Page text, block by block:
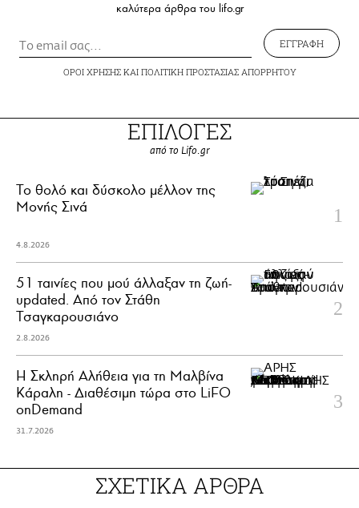
καλύτερα άρθρα του lifo.gr
ΕΓΓΡΑΦΗ
ΟΡΟΙ ΧΡΗΣΗΣΚΑΙ ΠΟΛΙΤΙΚΗ ΠΡΟΣΤΑΣΙΑΣ ΑΠΟΡΡΗΤΟΥ
ΕΠΙΛΟΓΕΣ
από το Lifo.gr
Το θολό και δύσκολο μέλλον της
Μονής Σινά
4.8.2026
51 ταινίες που μού άλλαξαν τη ζωή-
updated. Aπό τον Στάθη
Τσαγκαρουσιάνο
2.8.2026
Η Σκληρή Αλήθεια για τη Μαλβίνα
Κάραλη - Διαθέσιμη τώρα στo LiFO
onDemand
31.7.2026
ΣΧΕΤΙΚΑ ΑΡΘΡΑ